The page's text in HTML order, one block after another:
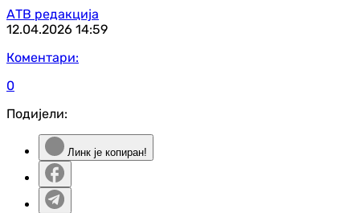
АТВ редакција
12.04.2026 14:59
Коментари:
0
Подијели:
Линк је копиран!